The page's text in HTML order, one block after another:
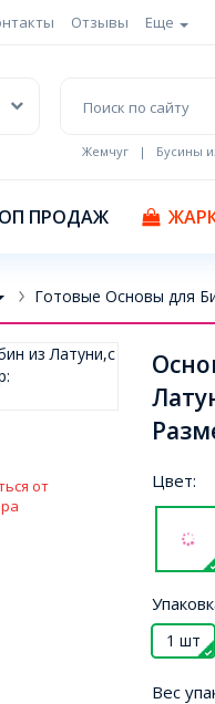
Отзывы Еще
Жемчуг | Бусины
ПРОДАЖ
Готовые Основы для
от
Цвет:
1 шт
Вес